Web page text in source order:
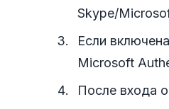
Skype/
Если
Microsoft
После входа